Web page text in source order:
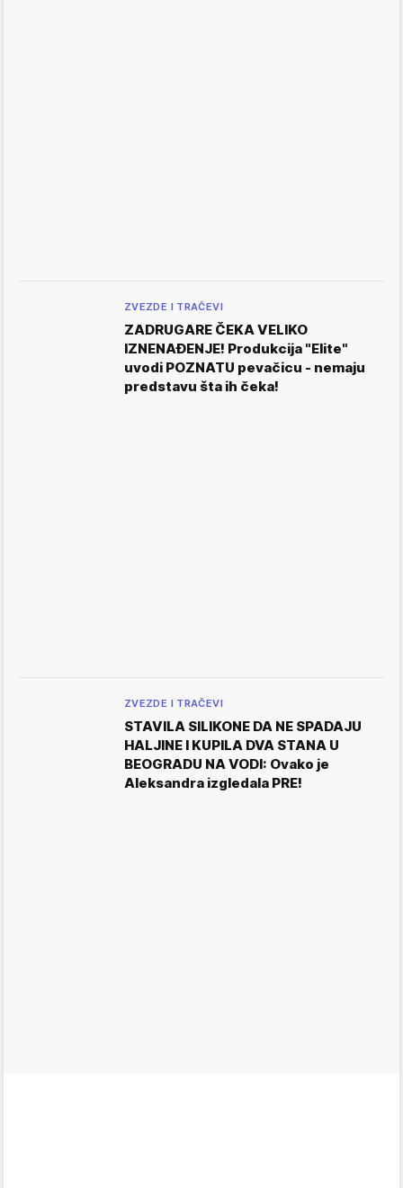
ZVEZDE I TRAČEVI
ZADRUGARE ČEKA VELIKO
IZNENAĐENJE! Produkcija "Elite"
uvodi POZNATU pevačicu - nemaju
predstavu šta ih čeka!
ZVEZDE I TRAČEVI
STAVILA SILIKONE DA NE SPADAJU
HALJINE I KUPILA DVA STANA U
BEOGRADU NA VODI: Ovako je
Aleksandra izgledala PRE!